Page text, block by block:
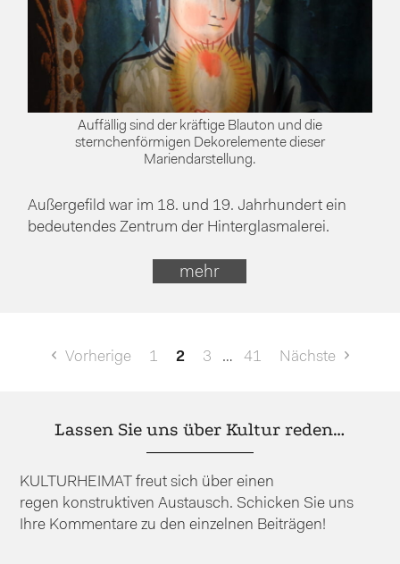
Auffällig sind der kräftige Blauton und die
sternchenförmigen Dekorelemente dieser
Mariendarstellung.
Außergefild war im 18. und 19. Jahrhundert ein
bedeutendes Zentrum der Hinterglasmalerei.
mehr
Seitennummerierung
Beiträge
Vorherige 1 2 3 … 41 Nächste
Lassen Sie uns über Kultur reden…
KULTURHEIMAT freut sich über einen
regen konstruktiven Austausch. Schicken Sie uns
Ihre Kommentare zu den einzelnen Beiträgen!